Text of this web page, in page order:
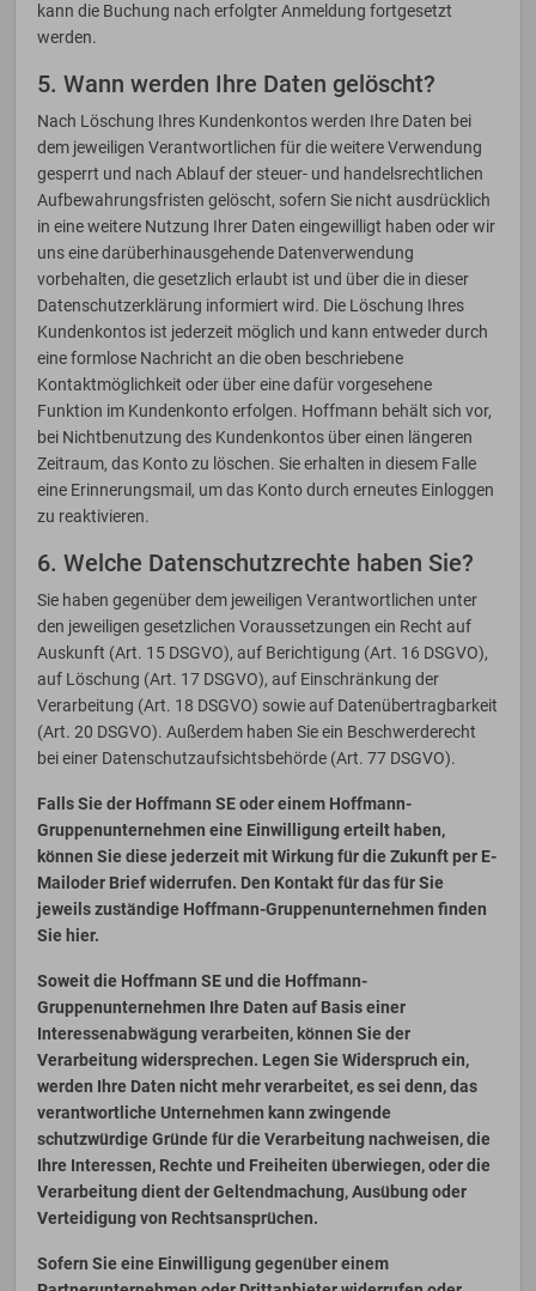
kann die Buchung nach erfolgter Anmeldung fortgesetzt
werden.
5. Wann werden Ihre Daten gelöscht?
Nach Löschung Ihres Kundenkontos werden Ihre Daten bei
dem jeweiligen Verantwortlichen für die weitere Verwendung
gesperrt und nach Ablauf der steuer- und handelsrechtlichen
Aufbewahrungsfristen gelöscht, sofern Sie nicht ausdrücklich
in eine weitere Nutzung Ihrer Daten eingewilligt haben oder wir
uns eine darüberhinausgehende Datenverwendung
vorbehalten, die gesetzlich erlaubt ist und über die in dieser
Datenschutzerklärung informiert wird. Die Löschung Ihres
Kundenkontos ist jederzeit möglich und kann entweder durch
eine formlose Nachricht an die oben beschriebene
Kontaktmöglichkeit oder über eine dafür vorgesehene
Funktion im Kundenkonto erfolgen. Hoffmann behält sich vor,
bei Nichtbenutzung des Kundenkontos über einen längeren
Zeitraum, das Konto zu löschen. Sie erhalten in diesem Falle
eine Erinnerungsmail, um das Konto durch erneutes Einloggen
zu reaktivieren.
6. Welche Datenschutzrechte haben Sie?
Sie haben gegenüber dem jeweiligen Verantwortlichen unter
den jeweiligen gesetzlichen Voraussetzungen ein Recht auf
Auskunft (Art. 15 DSGVO), auf Berichtigung (Art. 16 DSGVO),
auf Löschung (Art. 17 DSGVO), auf Einschränkung der
Verarbeitung (Art. 18 DSGVO) sowie auf Datenübertragbarkeit
(Art. 20 DSGVO). Außerdem haben Sie ein Beschwerderecht
bei einer Datenschutzaufsichtsbehörde (Art. 77 DSGVO).
Falls Sie der Hoffmann SE oder einem Hoffmann-
Gruppenunternehmen eine Einwilligung erteilt haben,
können Sie diese jederzeit mit Wirkung für die Zukunft per E-
Mailoder Brief widerrufen. Den Kontakt für das für Sie
jeweils zuständige Hoffmann-Gruppenunternehmen finden
Sie hier.
Soweit die Hoffmann SE und die Hoffmann-
Gruppenunternehmen Ihre Daten auf Basis einer
Interessenabwägung verarbeiten, können Sie der
Verarbeitung widersprechen. Legen Sie Widerspruch ein,
werden Ihre Daten nicht mehr verarbeitet, es sei denn, das
verantwortliche Unternehmen kann zwingende
schutzwürdige Gründe für die Verarbeitung nachweisen, die
Ihre Interessen, Rechte und Freiheiten überwiegen, oder die
Verarbeitung dient der Geltendmachung, Ausübung oder
Verteidigung von Rechtsansprüchen.
Sofern Sie eine Einwilligung gegenüber einem